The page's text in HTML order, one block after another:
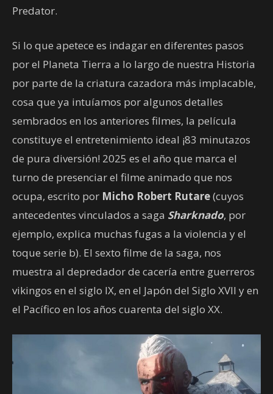
Predator.
Si lo que apetece es indagar en diferentes pasos
por el Planeta Tierra a lo largo de nuestra Historia
por parte de la criatura cazadora más implacable,
cosa que ya intuíamos por algunos detalles
sembrados en los anteriores filmes, la película
constituye el entretenimiento ideal ¡83 minutazos
de pura diversión! 2025 es el año que marca el
turno de presenciar el filme animado que nos
ocupa, escrito por Micho Robert Rutare(cuyos
antecedentes vinculados a saga Sharknado, por
ejemplo, explica muchas fugas a la violencia y el
toque serie b). El sexto filme de la saga, nos
muestra al depredador de cacería entre guerreros
vikingos en el siglo IX, en el Japón del Siglo XVII y en
el Pacífico en los años cuarenta del siglo XX.